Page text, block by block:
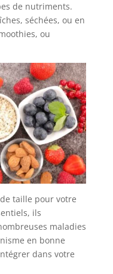
de nutriments.
séchées, ou en
ou
taille pour votre
ils
maladies
en bonne
dans votre